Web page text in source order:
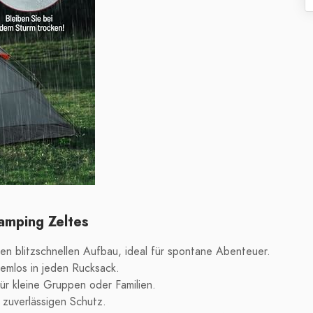
Zeltes
blitzschnellen Aufbau, ideal für spontane Abenteuer.
in jeden Rucksack.
kleine Gruppen oder Familien.
Schutz.